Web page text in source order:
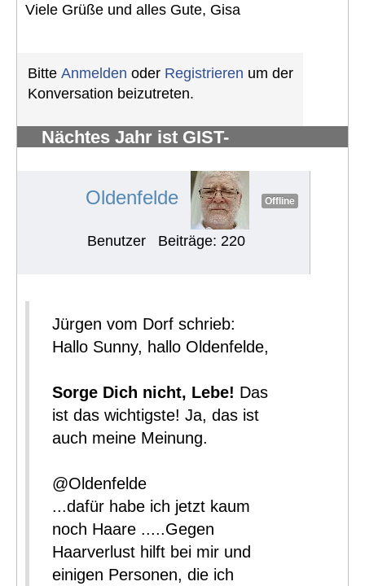
Viele Grüße und alles Gute, Gisa
Bitte Anmelden oder Registrieren um der
Konversation beizutreten.
Nächtes Jahr ist GIST-
Oldenfelde Offline
Benutzer Beiträge: 220
Jürgen vom Dorf schrieb:
Hallo Sunny, hallo Oldenfelde,
Sorge Dich nicht, Lebe! Das
ist das wichtigste! Ja, das ist
auch meine Meinung.
@Oldenfelde
...dafür habe ich jetzt kaum
noch Haare .....Gegen
Haarverlust hilft bei mir und
einigen Personen, die ich